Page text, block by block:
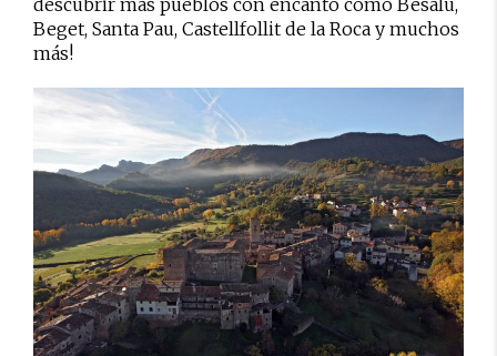
descubrir más pueblos con encanto como Besalú,
Beget, Santa Pau, Castellfollit de la Roca y muchos
más!